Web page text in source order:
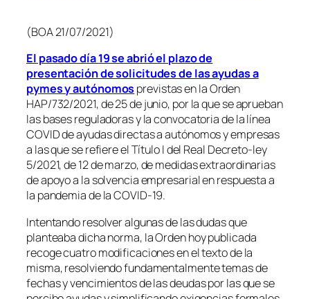
(BOA 21/07/2021)
El pasado día 19 se abrió el plazo de
presentación de solicitudes de las ayudas a
pymes y autónomosprevistas en la Orden
HAP/732/2021, de 25 de junio, por la que se aprueban
las bases reguladoras y la convocatoria de la línea
COVID de ayudas directas a autónomos y empresas
a las que se refiere el Título I del Real Decreto-ley
5/2021, de 12 de marzo, de medidas extraordinarias
de apoyo a la solvencia empresarial en respuesta a
la pandemia de la COVID-19.
Intentando resolver algunas de las dudas que
planteaba dicha norma, la Orden hoy publicada
recoge cuatro modificaciones en el texto de la
misma, resolviendo fundamentalmente temas de
fechas y vencimientos de las deudas por las que se